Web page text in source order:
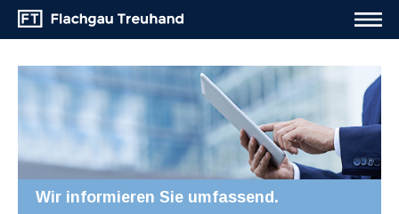
Wir informieren Sie umfassend.